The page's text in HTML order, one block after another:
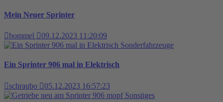
Mein Neuer Sprinter
bommel
09.12.2023 11:20:09
Sonderfahrzeuge
Ein Sprinter 906 mal in Elektrisch
schraubo
05.12.2023 16:57:23
Sonstiges